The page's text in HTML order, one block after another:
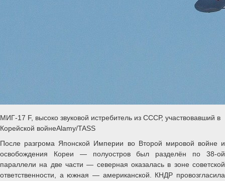
МИГ-17 F, высоко звуковой истребитель из СССР, участвовавший в
Корейской войнеAlamy/TASS
После разгрома Японской Империи во Второй мировой войне и
освобождения Кореи — полуостров был разделён по 38-ой
параллели на две части — северная оказалась в зоне советской
ответственности, а южная — американской. КНДР провозгласила